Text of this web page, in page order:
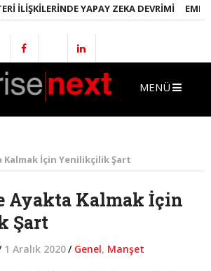
YAPAY ZEKA DEVRIMI EMLAKTA
MENÜ
İçin Yenilikçilik Şart
Ayakta Kalmak İçin
Şart
1 Aralık 2020/ Genel, Manşet